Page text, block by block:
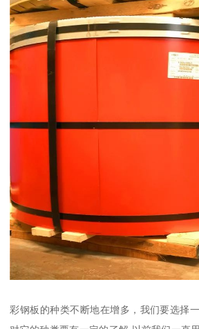
彩钢板的种类不断地在增多，我们要选择